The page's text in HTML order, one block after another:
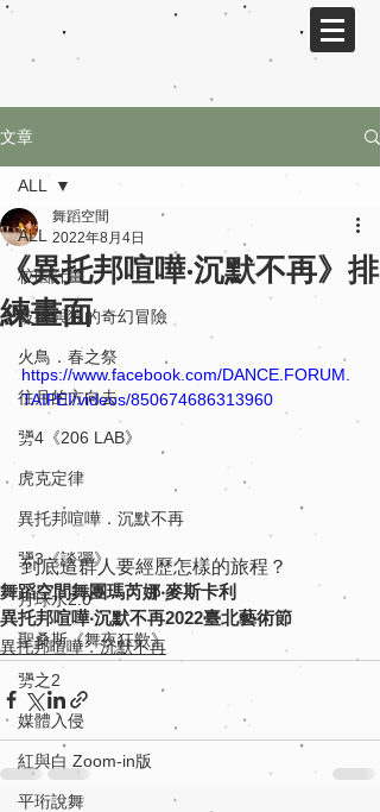
文章
ALL
校園計畫
彼得與狼的奇幻冒險
火鳥．春之祭
往月的方向去
勥4《206 LAB》
虎克定律
異托邦喧嘩．沉默不再
勥3《談彈》
月球水2.0
聖桑斯《舞夜狂歡》
勥之2
媒體入侵
紅與白 Zoom-in版
平珩說舞
ALL
《異托邦喧嘩‧沉默不再》排
練畫面
舞蹈空間
2022年8月4日
https://www.facebook.com/DANCE.FORUM.
TAIPEI/videos/850674686313960
到底這群人要經歷怎樣的旅程？
舞蹈空間舞團瑪芮娜‧麥斯卡利
異托邦喧嘩‧沉默不再2022臺北藝術節
異托邦喧嘩．沉默不再